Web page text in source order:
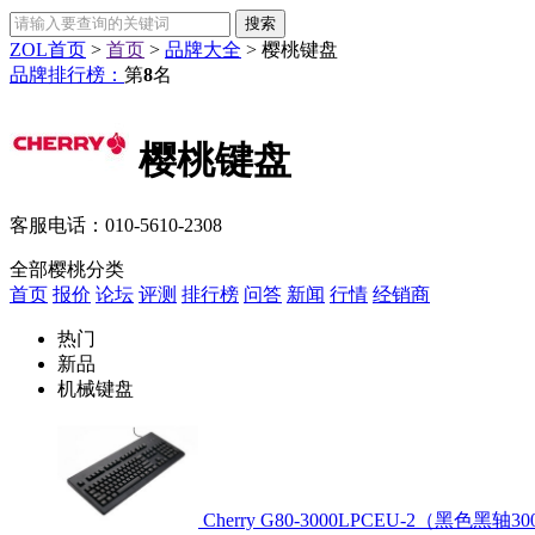
ZOL首页 > 首页 > 品牌大全 > 樱桃键盘
品牌排行榜： 第8名
樱桃键盘
客服电话： 010-5610-2308
全部樱桃分类
首页 报价 论坛 评测 排行榜 问答 新闻 行情 经销商
热门
新品
机械键盘
Cherry G80-3000LPCEU-2（黑色黑轴